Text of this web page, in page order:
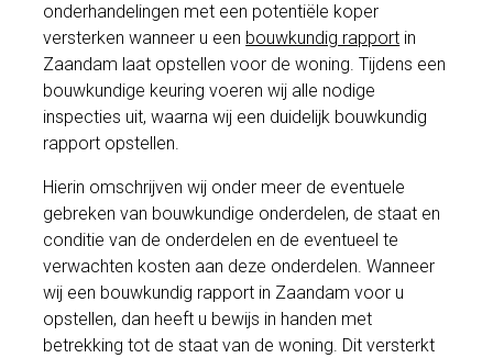
onderhandelingen met een potentiële koper
versterken wanneer u een bouwkundig rapport in
Zaandam laat opstellen voor de woning. Tijdens een
bouwkundige keuring voeren wij alle nodige
inspecties uit, waarna wij een duidelijk bouwkundig
rapport opstellen.
Hierin omschrijven wij onder meer de eventuele
gebreken van bouwkundige onderdelen, de staat en
conditie van de onderdelen en de eventueel te
verwachten kosten aan deze onderdelen. Wanneer
wij een bouwkundig rapport in Zaandam voor u
opstellen, dan heeft u bewijs in handen met
betrekking tot de staat van de woning. Dit versterkt